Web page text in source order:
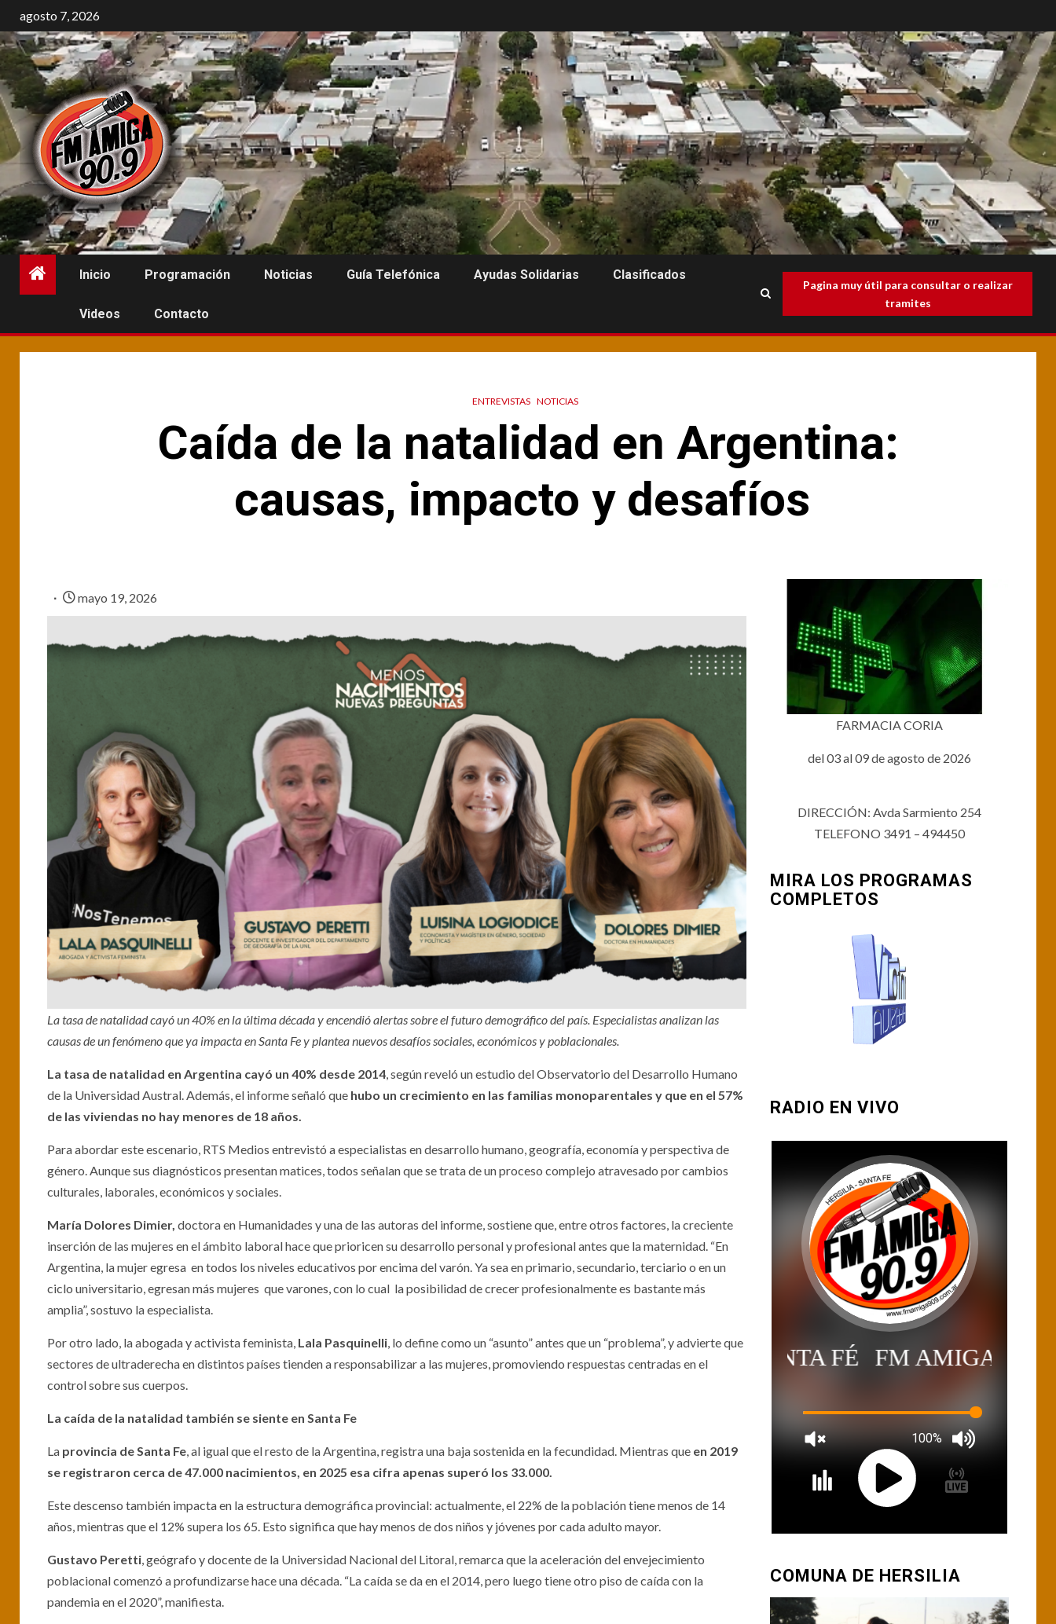
al
contenido
agosto 7, 2026
Inicio Programación Noticias Guía Telefónica Ayudas Solidarias Clasificados
Videos Contacto
Pagina muy útil para consultar o realizar
tramites
ENTREVISTAS NOTICIAS
Caída de la natalidad en Argentina:
causas, impacto y desafíos
mayo 19, 2026
La tasa de natalidad cayó un 40% en la última década y encendió alertas sobre el futuro demográfico del país. Especialistas analizan las
causas de un fenómeno que ya impacta en Santa Fe y plantea nuevos desafíos sociales, económicos y poblacionales.
La tasa de natalidad en Argentina cayó un 40% desde 2014, según reveló un estudio del Observatorio del Desarrollo Humano
de la Universidad Austral. Además, el informe señaló que hubo un crecimiento en las familias monoparentales y que en el 57%
de las viviendas no hay menores de 18 años.
Para abordar este escenario, RTS Medios entrevistó a especialistas en desarrollo humano, geografía, economía y perspectiva de
género. Aunque sus diagnósticos presentan matices, todos señalan que se trata de un proceso complejo atravesado por cambios
culturales, laborales, económicos y sociales.
María Dolores Dimier, doctora en Humanidades y una de las autoras del informe, sostiene que, entre otros factores, la creciente
inserción de las mujeres en el ámbito laboral hace que prioricen su desarrollo personal y profesional antes que la maternidad. “En
Argentina, la mujer egresa en todos los niveles educativos por encima del varón. Ya sea en primario, secundario, terciario o en un
ciclo universitario, egresan más mujeres que varones, con lo cual la posibilidad de crecer profesionalmente es bastante más
amplia”, sostuvo la especialista.
Por otro lado, la abogada y activista feminista, Lala Pasquinelli, lo define como un “asunto” antes que un “problema”, y advierte que
sectores de ultraderecha en distintos países tienden a responsabilizar a las mujeres, promoviendo respuestas centradas en el
control sobre sus cuerpos.
La caída de la natalidad también se siente en Santa Fe
La provincia de Santa Fe, al igual que el resto de la Argentina, registra una baja sostenida en la fecundidad. Mientras que en 2019
se registraron cerca de 47.000 nacimientos, en 2025 esa cifra apenas superó los 33.000.
Este descenso también impacta en la estructura demográfica provincial: actualmente, el 22% de la población tiene menos de 14
años, mientras que el 12% supera los 65. Esto significa que hay menos de dos niños y jóvenes por cada adulto mayor.
Gustavo Peretti, geógrafo y docente de la Universidad Nacional del Litoral, remarca que la aceleración del envejecimiento
poblacional comenzó a profundizarse hace una década. “La caída se da en el 2014, pero luego tiene otro piso de caída con la
pandemia en el 2020”, manifiesta.
FARMACIA CORIA
del 03 al 09 de agosto de 2026
DIRECCIÓN: Avda Sarmiento 254
TELEFONO 3491 – 494450
MIRA LOS PROGRAMAS
COMPLETOS
RADIO EN VIVO
COMUNA DE HERSILIA